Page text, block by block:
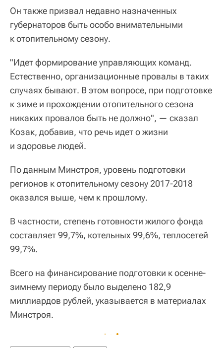
Он также призвал недавно назначенных
губернаторов быть особо внимательными
к отопительному сезону.
"Идет формирование управляющих команд.
Естественно, организационные провалы в таких
случаях бывают. В этом вопросе, при подготовке
к зиме и прохождении отопительного сезона
никаких провалов быть не должно", — сказал
Козак, добавив, что речь идет о жизни
и здоровье людей.
По данным Минстроя, уровень подготовки
регионов к отопительному сезону 2017-2018
оказался выше, чем к прошлому.
В частности, степень готовности жилого фонда
составляет 99,7%, котельных 99,6%, теплосетей
99,7%.
Всего на финансирование подготовки к осенне-
зимнему периоду было выделено 182,9
миллиардов рублей, указывается в материалах
Минстроя.